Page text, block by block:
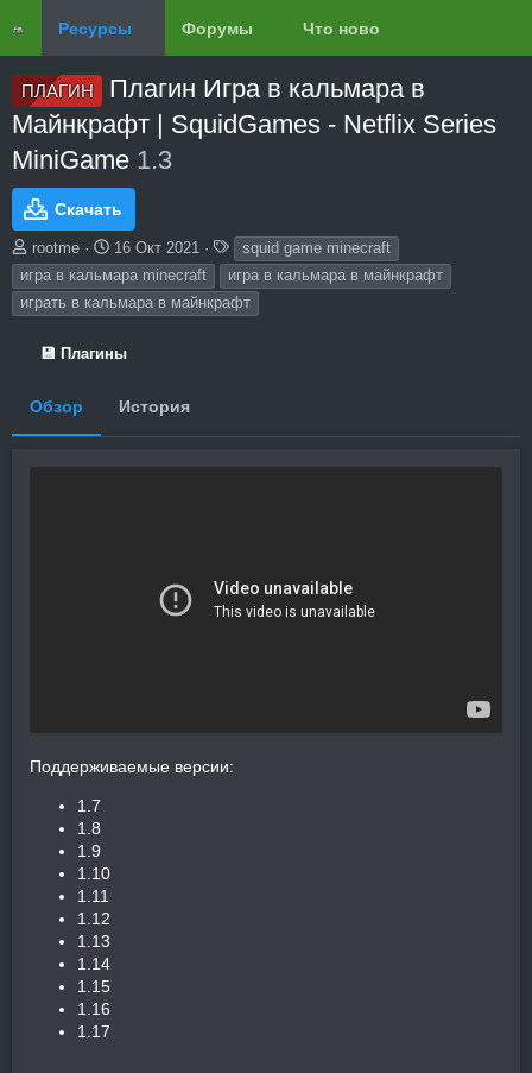
Ресурсы Форумы Что нового?
ПЛАГИН
Плагин Игра в кальмара в
Майнкрафт | SquidGames - Netflix Series
MiniGame 1.3
Скачать
А
в
т
о
rootme
Д
а
т
а
о
а
н
16 Окт 2021
е
г
и
squid game minecraft
игра в кальмара minecraft
игра в кальмара в майнкрафт
играть в кальмара в майнкрафт
💾 Плагины
Обзор История
Поддерживаемые версии:
1.7
1.8
1.9
1.10
1.11
1.12
1.13
1.14
1.15
1.16
1.17